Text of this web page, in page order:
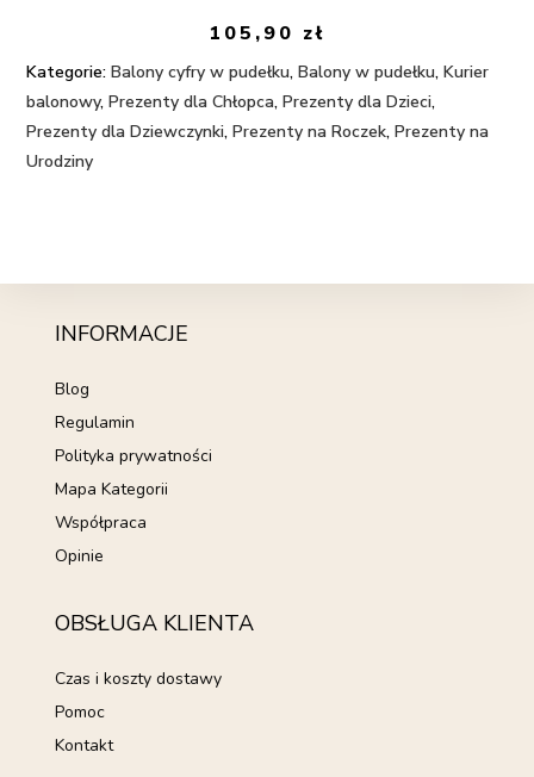
105,90 zł
Kategorie: Balony cyfry w pudełku,Balony w pudełku,Kurier
balonowy,Prezenty dla Chłopca,Prezenty dla Dzieci,
Prezenty dla Dziewczynki,Prezenty na Roczek,Prezenty na
Urodziny
INFORMACJE
Blog
Regulamin
Polityka prywatności
Mapa Kategorii
Współpraca
Opinie
OBSŁUGA KLIENTA
Czas i koszty dostawy
Pomoc
Kontakt